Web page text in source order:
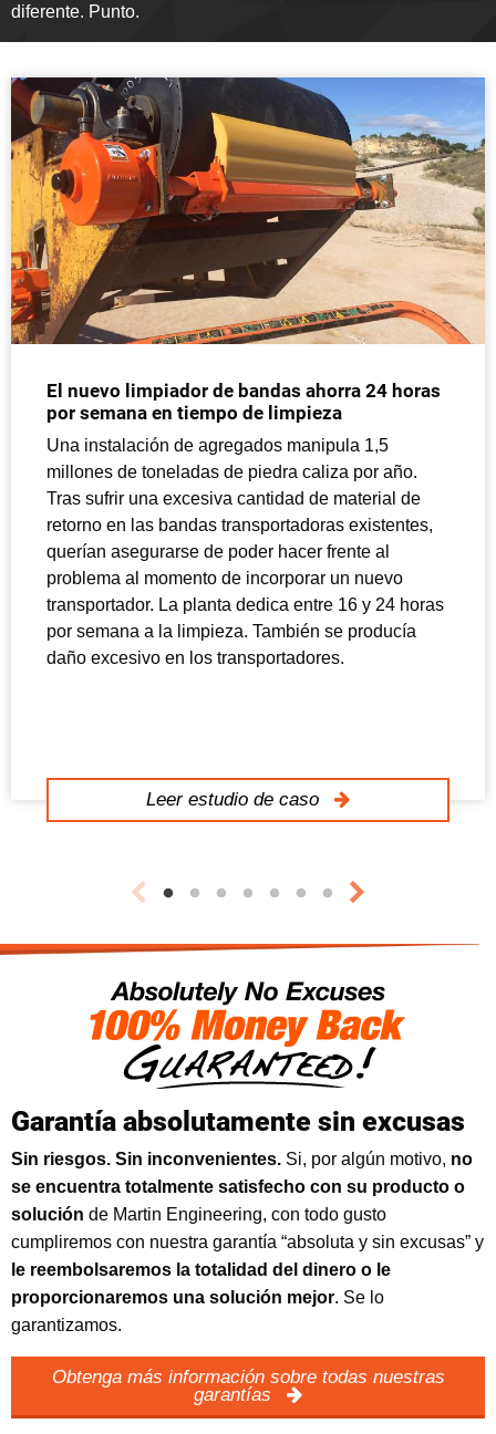
diferente. Punto.
El nuevo limpiador de bandas ahorra 24 horas
por semana en tiempo de limpieza
Una instalación de agregados manipula 1,5
millones de toneladas de piedra caliza por año.
Tras sufrir una excesiva cantidad de material de
retorno en las bandas transportadoras existentes,
querían asegurarse de poder hacer frente al
problema al momento de incorporar un nuevo
transportador. La planta dedica entre 16 y 24 horas
por semana a la limpieza. También se producía
daño excesivo en los transportadores.
Leer estudio de caso
Garantía absolutamente sin excusas
Sin riesgos. Sin inconvenientes. Si, por algún motivo, no
se encuentra totalmente satisfecho con su producto o
solución de Martin Engineering, con todo gusto
cumpliremos con nuestra garantía “absoluta y sin excusas” y
le reembolsaremos la totalidad del dinero o le
proporcionaremos una solución mejor. Se lo
garantizamos.
Obtenga más información sobre todas nuestras
garantías